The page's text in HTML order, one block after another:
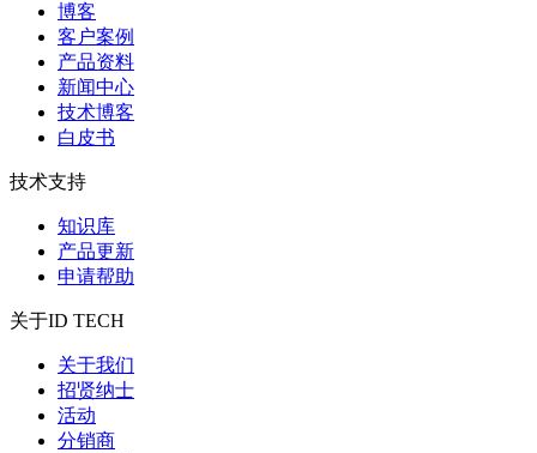
博客
客户案例
产品资料
新闻中心
技术博客
白皮书
技术支持
知识库
产品更新
申请帮助
关于ID TECH
关于我们
招贤纳士
活动
分销商